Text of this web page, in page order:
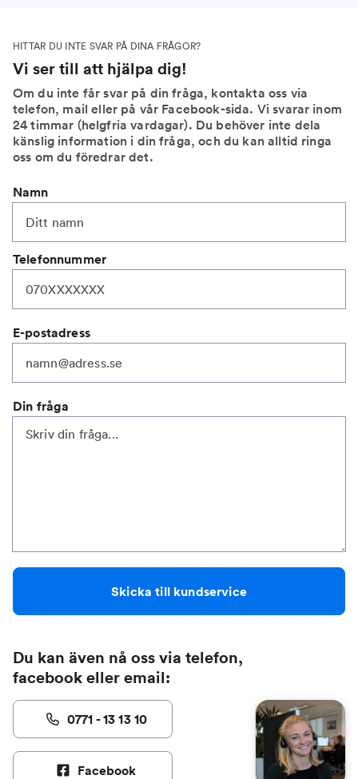
HITTAR DU INTE SVAR PÅ DINA FRÅGOR?
Vi ser till att hjälpa dig!
Om du inte får svar på din fråga, kontakta oss via
telefon, mail eller på vår Facebook-sida. Vi svarar inom
24 timmar (helgfria vardagar). Du behöver inte dela
känslig information i din fråga, och du kan alltid ringa
oss om du föredrar det.
Namn
Telefonnummer
E-postadress
Din fråga
Skicka till kundservice
Du kan även nå oss via telefon,
facebook eller email:
0771 - 13 13 10
Facebook